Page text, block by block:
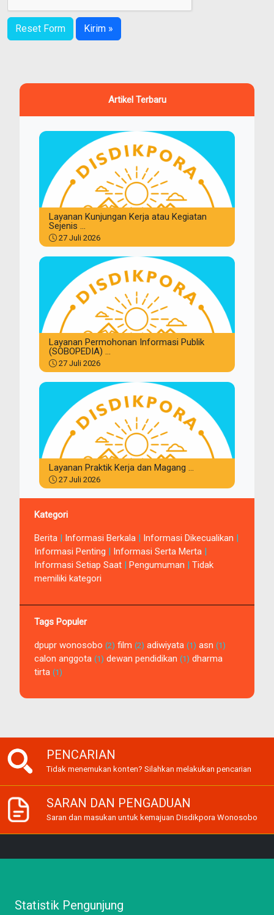
Reset Form Kirim »
Artikel Terbaru
Layanan Kunjungan Kerja atau Kegiatan
Sejenis ...
27 Juli 2026
Layanan Permohonan Informasi Publik
(SOBOPEDIA) ...
27 Juli 2026
Layanan Praktik Kerja dan Magang ...
27 Juli 2026
Kategori
Berita | Informasi Berkala | Informasi Dikecualikan |
Informasi Penting | Informasi Serta Merta |
Informasi Setiap Saat | Pengumuman | Tidak
memiliki kategori
Tags Populer
dpupr wonosobo (2) film (2) adiwiyata (1) asn (1)
calon anggota (1) dewan pendidikan (1) dharma
tirta (1)
PENCARIAN
Tidak menemukan konten? Silahkan melakukan pencarian
SARAN DAN PENGADUAN
Saran dan masukan untuk kemajuan Disdikpora Wonosobo
Statistik Pengunjung